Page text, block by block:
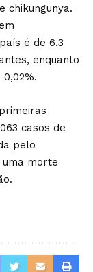
chikungunya.
é de 6,3
enquanto
casos de
pelo
uma morte